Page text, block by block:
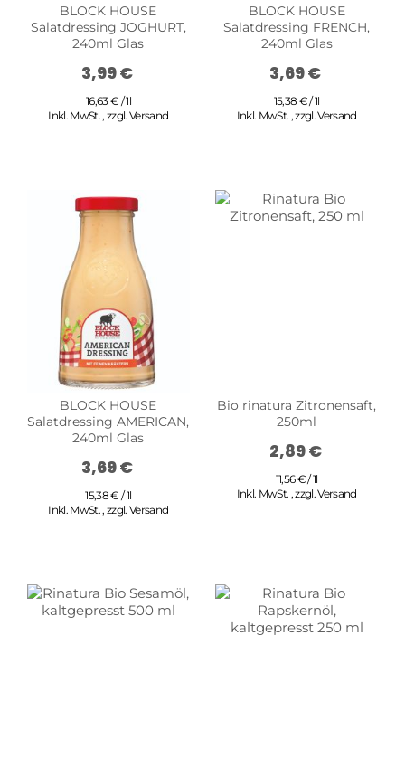
BLOCK HOUSE
Salatdressing JOGHURT,
240ml Glas
3,99 €
16,63 € / 1l
Inkl. MwSt.,zzgl.Versand
BLOCK HOUSE
Salatdressing FRENCH,
240ml Glas
3,69 €
15,38 € / 1l
Inkl. MwSt. ,zzgl.Versand
BLOCK HOUSE
Salatdressing AMERICAN,
240ml Glas
3,69 €
15,38 € / 1l
Inkl. MwSt.,zzgl.Versand
Bio rinatura Zitronensaft,
250ml
2,89 €
11,56 € / 1l
Inkl. MwSt. ,zzgl.Versand